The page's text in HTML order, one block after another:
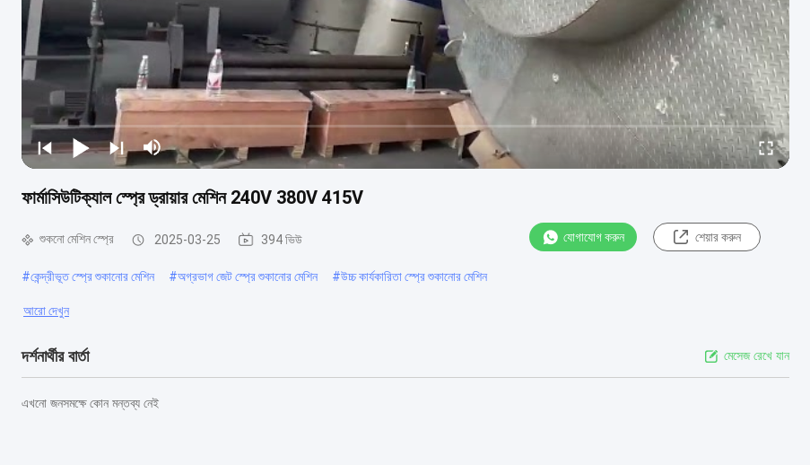
ফার্মাসিউটিক্যাল স্প্রে ড্রায়ার মেশিন 240V 380V 415V
শুকনো মেশিন স্প্রে 2025-03-25 394 ভিউ যোগাযোগ করুন শেয়ার করুন
#কেন্দ্রীভূত স্প্রে শুকানোর মেশিন #অগ্রভাগ জেট স্প্রে শুকানোর মেশিন #উচ্চ কার্যকারিতা স্প্রে শুকানোর মেশিন
আরো দেখুন
দর্শনার্থীর বার্তা মেসেজ রেখে যান
এখনো জনসমক্ষে কোন মন্তব্য নেই